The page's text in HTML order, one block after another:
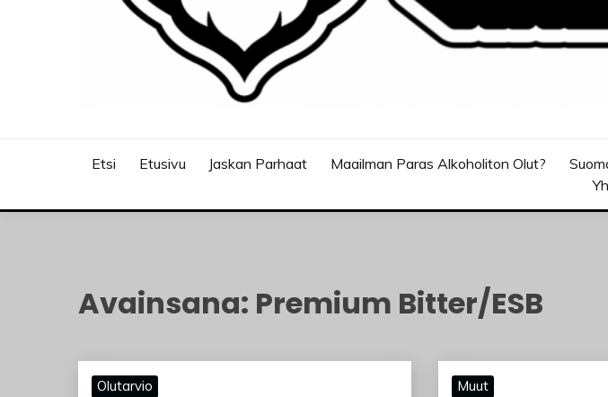
Etsi Etusivu Jaskan Parhaat Maailman Paras Alkoholiton Olut?
Avainsana: Premium Bitter/ESB
Olutarvio Muut